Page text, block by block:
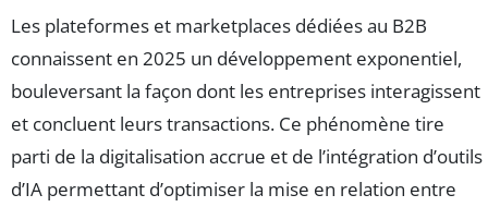
Les plateformes et marketplaces dédiées au B2B
connaissent en 2025 un développement exponentiel,
bouleversant la façon dont les entreprises interagissent
et concluent leurs transactions. Ce phénomène tire
parti de la digitalisation accrue et de l’intégration d’outils
d’IA permettant d’optimiser la mise en relation entre